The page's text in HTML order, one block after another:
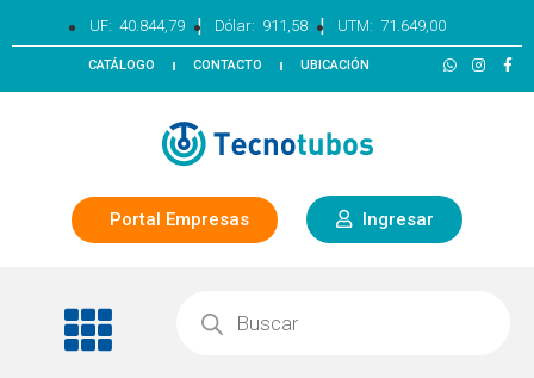
UF: 40.844,79 | Dólar: 911,58 | UTM: 71.649,00
CATÁLOGO CONTACTO UBICACIÓN
Portal Empresas Ingresar